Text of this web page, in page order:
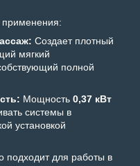
Создает плотный
мягкий
полной
Мощность 0,37 кВт
системы в
установкой
подходит для работы в